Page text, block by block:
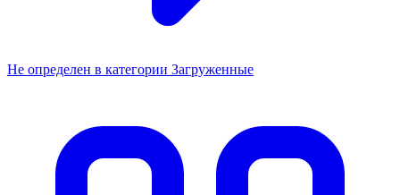
Не определен в категории Загруженные